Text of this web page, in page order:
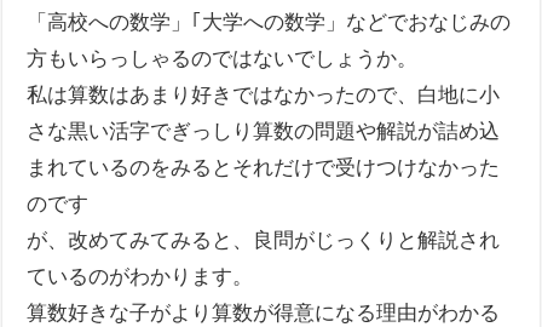
「高校への数学」｢大学への数学」などでおなじみの
方もいらっしゃるのではないでしょうか。
私は算数はあまり好きではなかったので、白地に小
さな黒い活字でぎっしり算数の問題や解説が詰め込
まれているのをみるとそれだけで受けつけなかった
のです
が、改めてみてみると、良問がじっくりと解説され
ているのがわかります。
算数好きな子がより算数が得意になる理由がわかる